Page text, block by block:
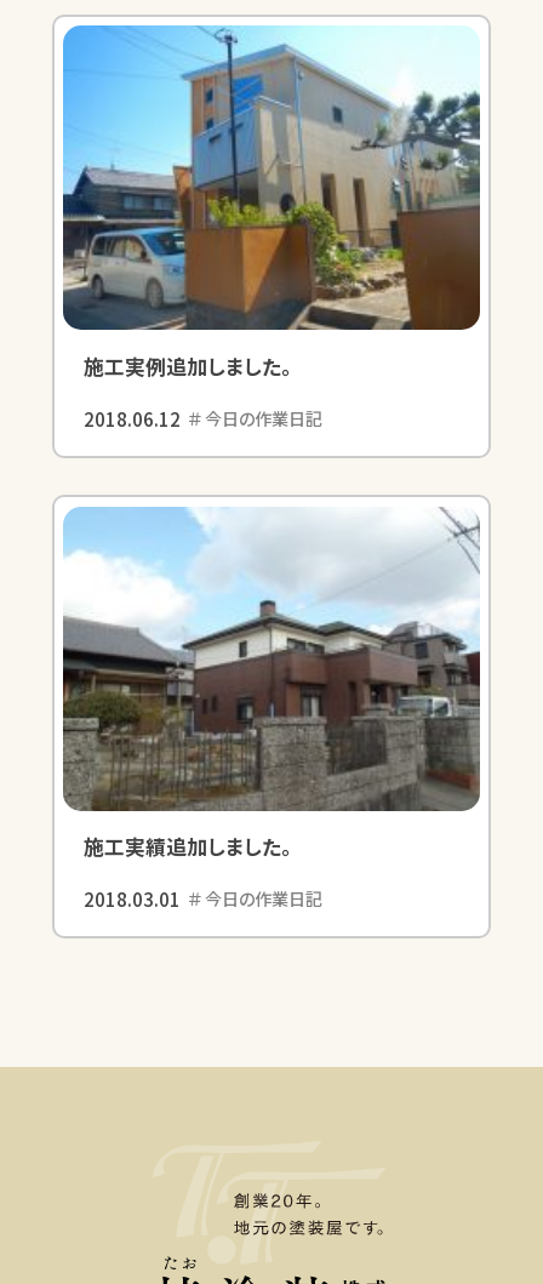
施工実例追加しました。
2018.06.12 今日の作業日記
施工実績追加しました。
2018.03.01 今日の作業日記